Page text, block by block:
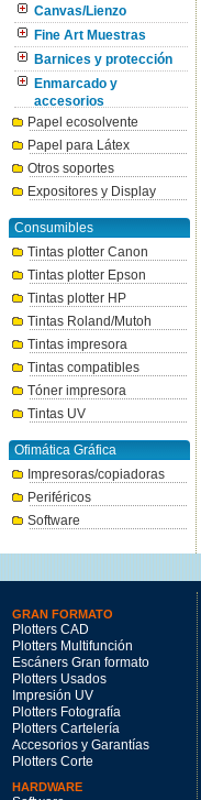
Canvas/Lienzo
Fine Art Muestras
Barnices y protección
Enmarcado y
accesorios
Papel ecosolvente
Papel para Látex
Otros soportes
Expositores y Display
Consumibles
Tintas plotter Canon
Tintas plotter Epson
Tintas plotter HP
Tintas Roland/Mutoh
Tintas impresora
Tintas compatibles
Tóner impresora
Tintas UV
Ofimática Gráfica
Impresoras/copiadoras
Periféricos
Software
Canson ARCHES 88 310 A4
(200h)
315.58€
GRAN FORMATO
Plotters CAD
Plotters Multifunción
Escáners Gran formato
Plotters Usados
Impresión UV
Plotters Fotografía
Plotters Cartelería
Accesorios y Garantías
Plotters Corte
HARDWARE